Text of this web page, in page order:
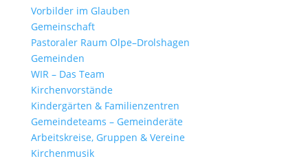
Vorbilder im Glauben
Gemein­schaft
Pasto­raler Raum Olpe–Drolshagen
Gemeinden
WIR – Das Team
Kirchen­vor­stände
Kinder­gärten & Familienzentren
Gemein­de­teams – Gemeinderäte
Arbeits­kreise, Gruppen & Vereine
Kirchen­musik